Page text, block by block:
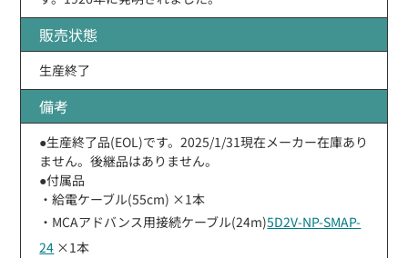
販売状態
生産終了
備考
●生産終了品(EOL)です。2025/1/31現在メーカー在庫あり
ません。後継品はありません。
●付属品
・給電ケーブル(55cm) ×1本
・MCAアドバンス用接続ケーブル(24m)5D2V-NP-SMAP-
24 ×1本